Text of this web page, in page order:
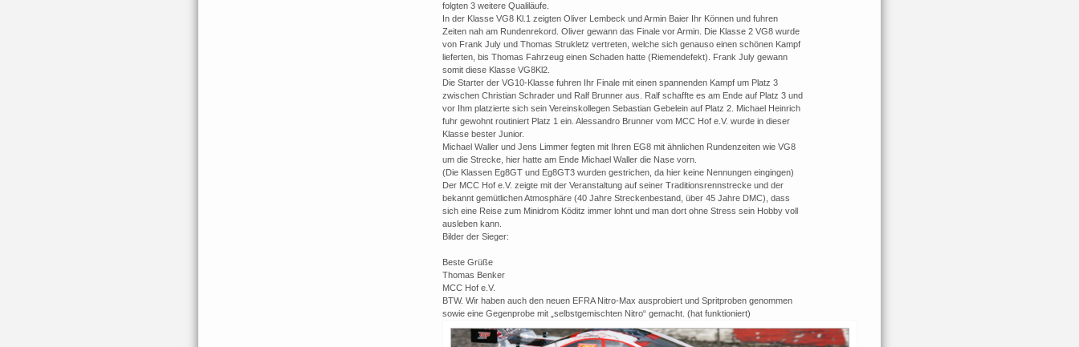
folgten 3 weitere Qualiläufe.
In der Klasse VG8 Kl.1 zeigten Oliver Lembeck und Armin Baier Ihr Können und fuhren
Zeiten nah am Rundenrekord. Oliver gewann das Finale vor Armin. Die Klasse 2 VG8 wurde
von Frank July und Thomas Strukletz vertreten, welche sich genauso einen schönen Kampf
lieferten, bis Thomas Fahrzeug einen Schaden hatte (Riemendefekt). Frank July gewann
somit diese Klasse VG8Kl2.
Die Starter der VG10-Klasse fuhren Ihr Finale mit einen spannenden Kampf um Platz 3
zwischen Christian Schrader und Ralf Brunner aus. Ralf schaffte es am Ende auf Platz 3 und
vor Ihm platzierte sich sein Vereinskollegen Sebastian Gebelein auf Platz 2. Michael Heinrich
fuhr gewohnt routiniert Platz 1 ein. Alessandro Brunner vom MCC Hof e.V. wurde in dieser
Klasse bester Junior.
Michael Waller und Jens Limmer fegten mit Ihren EG8 mit ähnlichen Rundenzeiten wie VG8
um die Strecke, hier hatte am Ende Michael Waller die Nase vorn.
(Die Klassen Eg8GT und Eg8GT3 wurden gestrichen, da hier keine Nennungen eingingen)
Der MCC Hof e.V. zeigte mit der Veranstaltung auf seiner Traditionsrennstrecke und der
bekannt gemütlichen Atmosphäre (40 Jahre Streckenbestand, über 45 Jahre DMC), dass
sich eine Reise zum Minidrom Köditz immer lohnt und man dort ohne Stress sein Hobby voll
ausleben kann.
Bilder der Sieger:
Beste Grüße
Thomas Benker
MCC Hof e.V.
BTW. Wir haben auch den neuen EFRA Nitro-Max ausprobiert und Spritproben genommen
sowie eine Gegenprobe mit „selbstgemischten Nitro“ gemacht. (hat funktioniert)